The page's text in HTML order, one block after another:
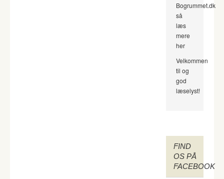
Bogrummet.dk
så
læs
mere
her
Velkommen
til og
god
læselyst!
FIND
OS PÅ
FACEBOOK